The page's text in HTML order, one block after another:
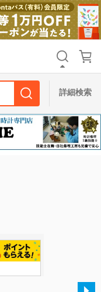
詳細検索